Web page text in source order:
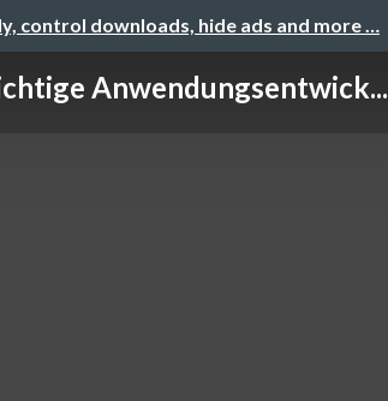
control downloads, hide ads and more …
Anwendungsentwick...